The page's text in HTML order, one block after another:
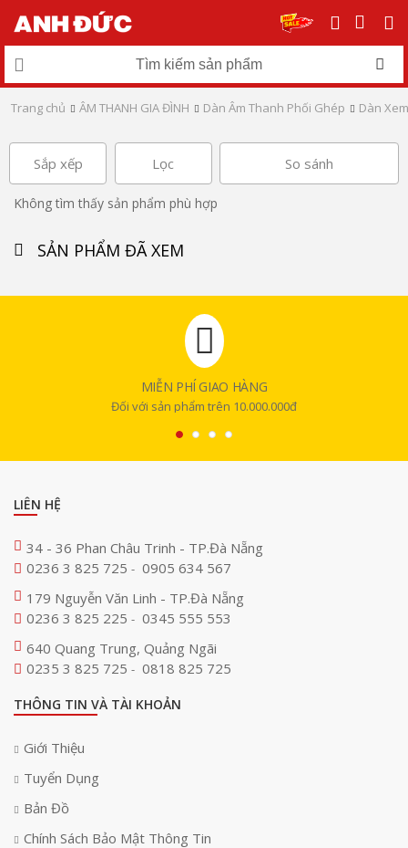
Trang chủ ÂM THANH GIA ĐÌNH Dàn Âm Thanh Phối Ghép Dàn
Sắp xếp Lọc So sánh
Không tìm thấy sản phẩm phù hợp
SẢN PHẨM ĐÃ XEM
MIỄN PHÍ GIAO HÀNG
Đối với sản phẩm trên 10.000.000đ
LIÊN HỆ
34 - 36 Phan Châu Trinh - TP.Đà Nẵng
0236 3 825 725 - 0905 634 567
179 Nguyễn Văn Linh - TP.Đà Nẵng
0236 3 825 225 - 0345 555 553
640 Quang Trung, Quảng Ngãi
0235 3 825 725 - 0818 825 725
THÔNG TIN VÀ TÀI KHOẢN
Giới Thiệu
Tuyển Dụng
Bản Đồ
Chính Sách Bảo Mật Thông Tin